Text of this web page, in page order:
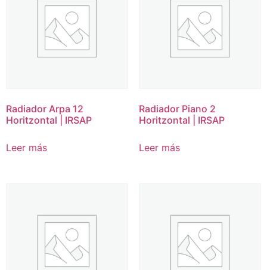
Radiador Arpa 12
Horitzontal | IRSAP
Leer más
Radiador Piano 2
Horitzontal | IRSAP
Leer más